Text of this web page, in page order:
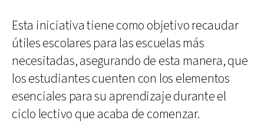
Esta iniciativa tiene como objetivo recaudar
útiles escolares para las escuelas más
necesitadas, asegurando de esta manera, que
los estudiantes cuenten con los elementos
esenciales para su aprendizaje durante el
ciclo lectivo que acaba de comenzar.